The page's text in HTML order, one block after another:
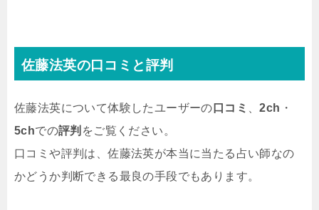
佐藤法英の口コミと評判
佐藤法英について体験したユーザーの 口コミ 、2ch ・
5chでの評判 をご覧ください。
口コミや評判は、佐藤法英が本当に当たる占い師なの
かどうか判断できる最良の手段でもあります。